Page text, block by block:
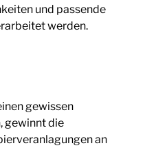
und passende
werden.
gewissen
gewinnt die
an